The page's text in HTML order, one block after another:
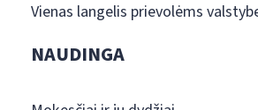
Vienas langelis prievolėms
NAUDINGA